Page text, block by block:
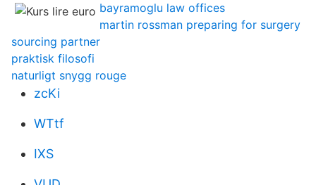
bayramoglu law offices
martin rossman preparing for surgery
sourcing partner
praktisk filosofi
naturligt snygg rouge
zcKi
WTtf
IXS